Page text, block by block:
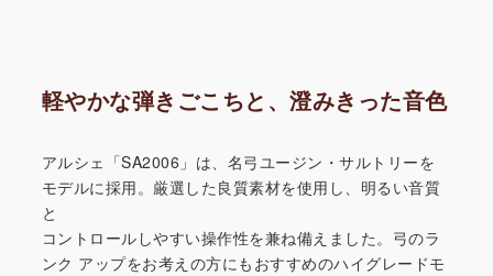
軽やかな弾きごこちと、澄みきった音色
アルシェ「SA2006」は、名弓ユージン・サルトリーを
モデルに採用。厳選した良質素材を使用し、明るい音質
と
コントロールしやすい操作性を兼ね備えました。弓のラ
ンク アップをお考えの方にもおすすめのハイグレードモ